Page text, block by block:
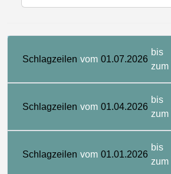
Schlagzeilen vom 01.07.2026
bis
zum
Schlagzeilen vom 01.04.2026
bis
zum
Schlagzeilen vom 01.01.2026
bis
zum